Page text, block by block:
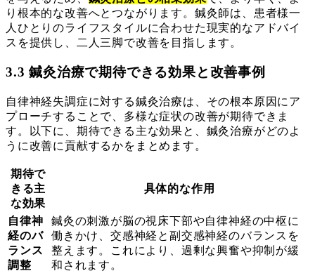
り根本的な改善へとつながります。鍼灸師は、患者様一
人ひとりのライフスタイルに合わせた現実的なアドバイ
スを提供し、二人三脚で改善を目指します。
3.3 鍼灸治療で期待できる効果と改善事例
自律神経失調症に対する鍼灸治療は、その根本原因にア
プローチすることで、多様な症状の改善が期待できま
す。以下に、期待できる主な効果と、鍼灸治療がどのよ
うに改善に貢献するかをまとめます。
期待で
きる主
な効果
具体的な作用
自律神
経のバ
ランス
調整
鍼灸の刺激が脳の視床下部や自律神経の中枢に
働きかけ、交感神経と副交感神経のバランスを
整えます。これにより、過剰な興奮や抑制が緩
和されます。